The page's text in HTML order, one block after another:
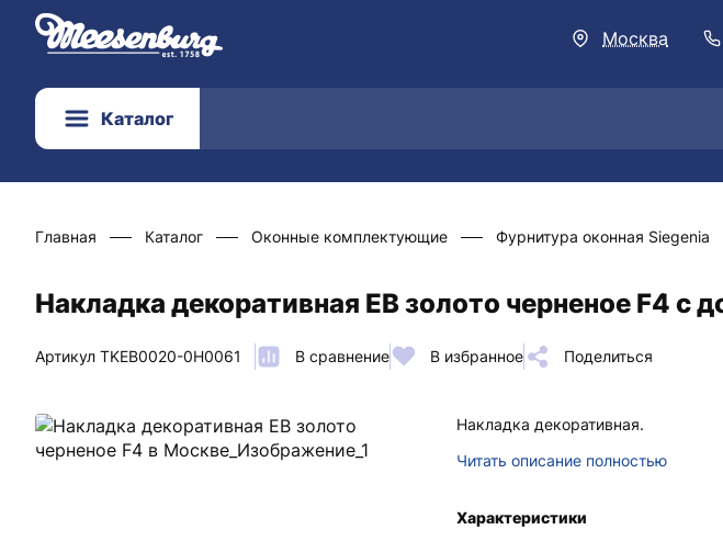
Москва
Каталог
Главная Каталог Оконные комплектующие Фурнитура оконная Siegenia
Накладка декоративная EB золото черненое F4 с
Артикул TKEB0020-0H0061 В сравнение В избранное Поделиться
Накладка декоративная.
Читать описание полностью
Характеристики